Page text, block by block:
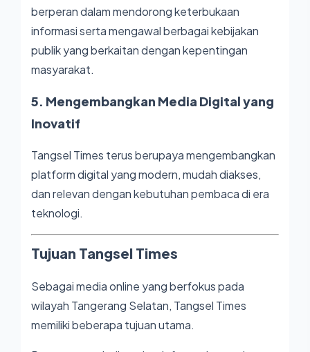
berperan dalam mendorong keterbukaan
informasi serta mengawal berbagai kebijakan
publik yang berkaitan dengan kepentingan
masyarakat.
5. Mengembangkan Media Digital yang
Inovatif
Tangsel Times terus berupaya mengembangkan
platform digital yang modern, mudah diakses,
dan relevan dengan kebutuhan pembaca di era
teknologi.
Tujuan Tangsel Times
Sebagai media online yang berfokus pada
wilayah Tangerang Selatan, Tangsel Times
memiliki beberapa tujuan utama.